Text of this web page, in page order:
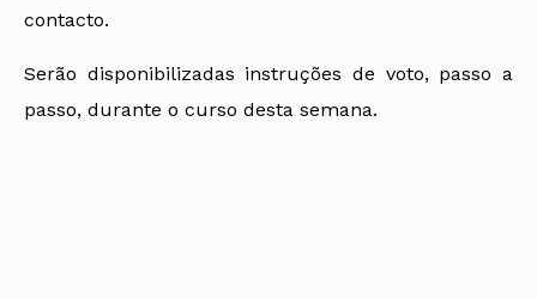
contacto.
Serão disponibilizadas instruções de voto, passo a
passo, durante o curso desta semana.